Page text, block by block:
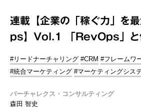
連載【企業の「稼ぐ力」を
ps】Vol.1 「RevOps」と
#リードナーチャリング #CRM #フレームワ
#統合マーケティング #マーケティングシス
バーチャレクス・コンサルティング
森田 智史